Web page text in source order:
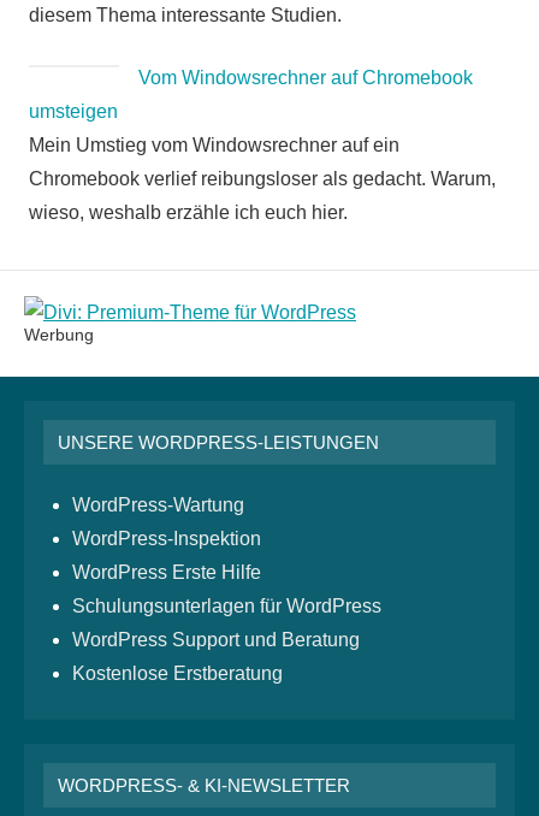
diesem Thema interessante Studien.
Vom Windowsrechner auf Chromebook
umsteigen
Mein Umstieg vom Windowsrechner auf ein
Chromebook verlief reibungsloser als gedacht. Warum,
wieso, weshalb erzähle ich euch hier.
Werbung
UNSERE WORDPRESS-LEISTUNGEN
WordPress-Wartung
WordPress-Inspektion
WordPress Erste Hilfe
Schulungsunterlagen für WordPress
WordPress Support und Beratung
Kostenlose Erstberatung
WORDPRESS- & KI-NEWSLETTER